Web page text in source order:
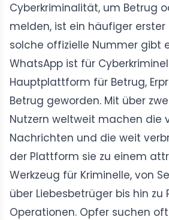
Cyberkriminalität, um Betrug
melden, ist ein häufiger erster
solche offizielle Nummer gibt
WhatsApp ist für
Hauptplattform für Betrug,
Betrug geworden. Mit über
Nutzern weltweit machen die
Nachrichten und die weit
der Plattform sie zu einem
Werkzeug für Kriminelle, von
über Liebesbetrüger bis hin zu
Operationen. Opfer suchen